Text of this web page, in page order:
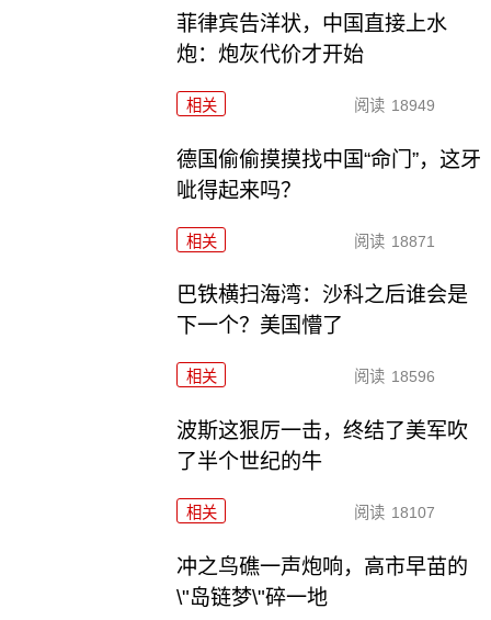
菲律宾告洋状，中国直接上水
炮：炮灰代价才开始
相关 阅读 18949
德国偷偷摸摸找中国“命门”，这牙
呲得起来吗？
相关 阅读 18871
巴铁横扫海湾：沙科之后谁会是
下一个？美国懵了
相关 阅读 18596
波斯这狠厉一击，终结了美军吹
了半个世纪的牛
相关 阅读 18107
冲之鸟礁一声炮响，高市早苗的
\"岛链梦\"碎一地